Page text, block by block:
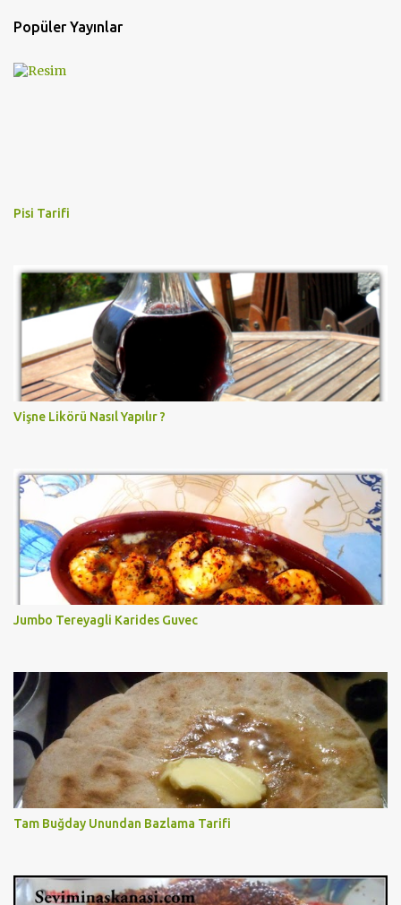
Popüler Yayınlar
Pisi Tarifi
Vişne Likörü Nasıl Yapılır ?
Jumbo Tereyagli Karides Guvec
Tam Buğday Unundan Bazlama Tarifi